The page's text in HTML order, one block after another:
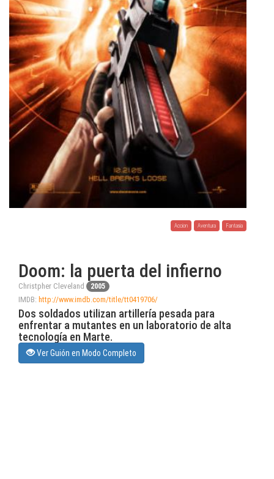
Accion Aventura Fantasia
Doom: la puerta del infierno
Christpher Cleveland 2005
IMDB: http://www.imdb.com/title/tt0419706/
Dos soldados utilizan artillería pesada para
enfrentar a mutantes en un laboratorio de alta
tecnología en Marte.
Ver Guión en Modo Completo